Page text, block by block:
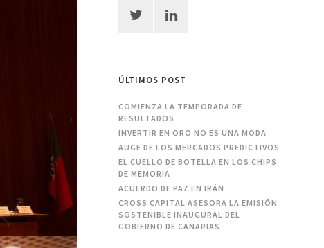
ÚLTIMOS POST
COMIENZA LA TEMPORADA DE
RESULTADOS
INVERTIR EN ORO NO ES UNA MODA
AUGE DE LOS MERCADOS PREDICTIVOS
EL CUELLO DE BOTELLA EN LOS CHIPS
DE MEMORIA
ACUERDO DE PAZ EN IRÁN
CROSS CAPITAL ASESORA LA EMISIÓN
SOSTENIBLE INAUGURAL DEL
GOBIERNO DE CANARIAS